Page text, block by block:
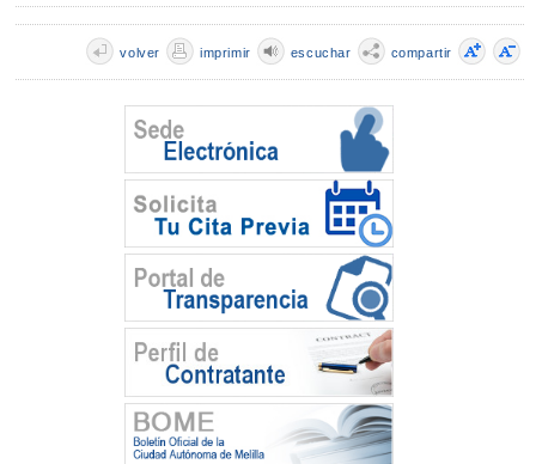
compartir
escuchar
imprimir
volver